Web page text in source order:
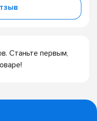
Станьте первым,